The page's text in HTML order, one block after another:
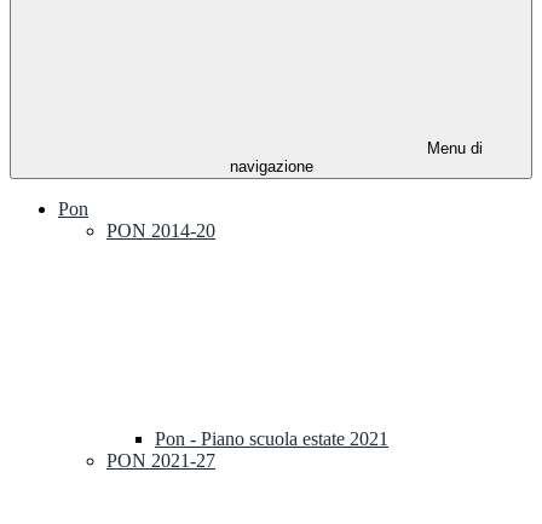
Menu di
navigazione
Pon
PON 2014-20
Pon - Piano scuola estate 2021
PON 2021-27